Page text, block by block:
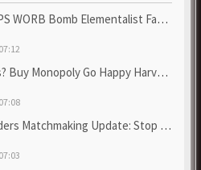
Bomb Elementalist Fast - Grab POE Curren...
Go Happy Harvest with Looney Tun...
Update: Stop Failed - Grab Bluep...